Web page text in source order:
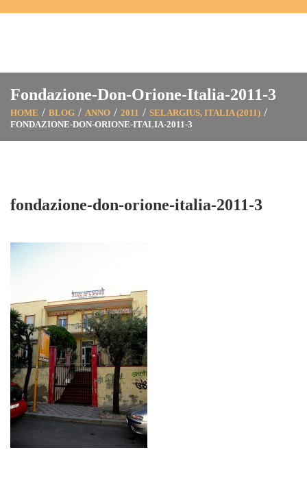
Fondazione-Don-Orione-Italia-2011-3
HOME BLOG ANNO 2011
SELARGIUS, ITALIA (2011)
FONDAZIONE-DON-ORIONE-ITALIA-2011-3
fondazione-don-orione-italia-2011-3